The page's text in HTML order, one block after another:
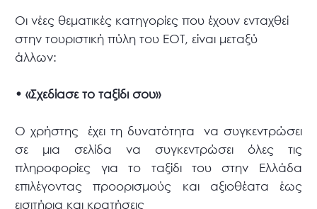
Οι νέες θεματικές κατηγορίες που έχουν ενταχθεί
στην τουριστική πύλη του ΕΟΤ, είναι μεταξύ
άλλων:
• «Σχεδίασε το ταξίδι σου»
Ο χρήστης έχει τη δυνατότητα να συγκεντρώσει
σε μια σελίδα να συγκεντρώσει όλες τις
πληροφορίες για το ταξίδι του στην Ελλάδα
επιλέγοντας προορισμούς και αξιοθέατα έως
εισιτήρια και κρατήσεις